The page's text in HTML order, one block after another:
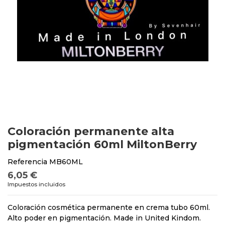
Coloración permanente alta
pigmentación 60ml MiltonBerry
Referencia MB60ML
6,05 €
Impuestos incluidos
Coloración cosmética permanente en crema tubo 60ml.
Alto poder en pigmentación. Made in United Kindom.